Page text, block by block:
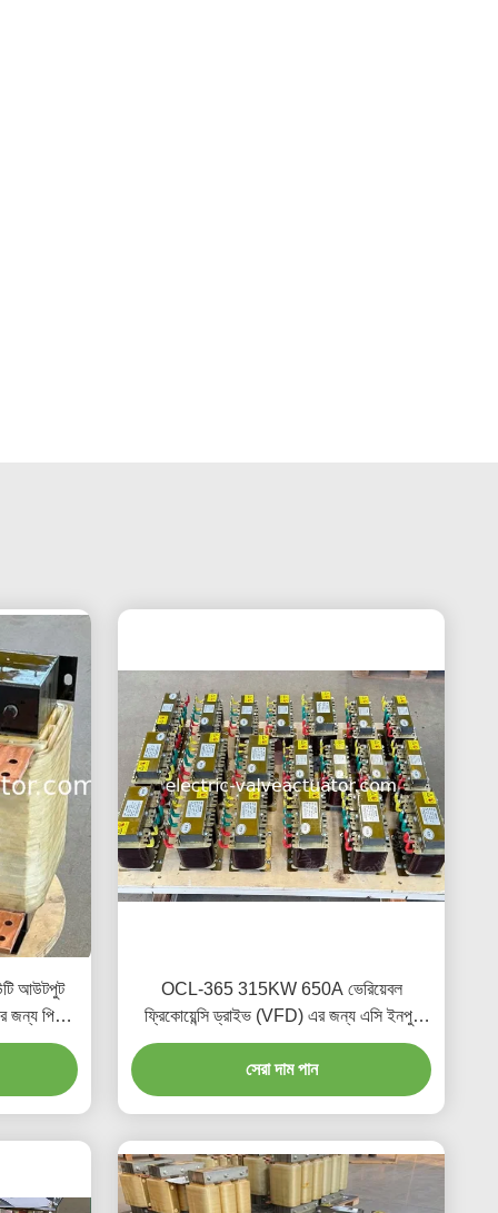
আউটপুট
জন্য পিওর
OCL-365 315KW 650A ভেরিয়েবল
ফ্রিকোয়েন্সি ড্রাইভ (VFD) এর জন্য এসি ইনপুট
রিঅ্যাক্টর
সেরা দাম পান